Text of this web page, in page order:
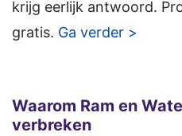
krijg eerlijk antwoord.
gratis. Ga verder >
Waarom Ram en
verbreken